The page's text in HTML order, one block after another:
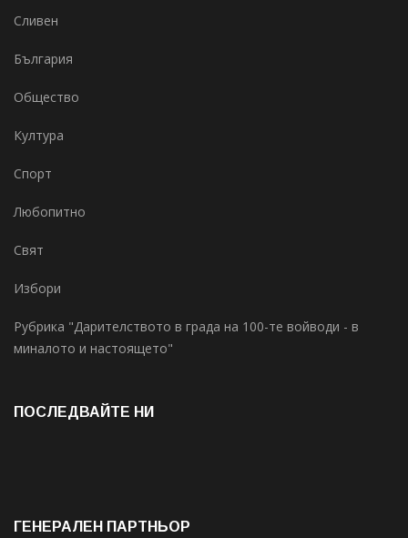
Сливен
България
Общество
Култура
Спорт
Любопитно
Свят
Избори
Рубрика "Дарителството в града на 100-те войводи - в
миналото и настоящето"
ПОСЛЕДВАЙТЕ НИ
ГЕНЕРАЛЕН ПАРТНЬОР